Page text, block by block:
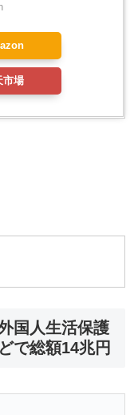
市場
国人生活保護
で総額14兆円